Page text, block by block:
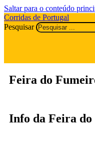
Saltar para o conteúdo
Corridas de Portugal
Pesquisar
Feira do
Info da Feira